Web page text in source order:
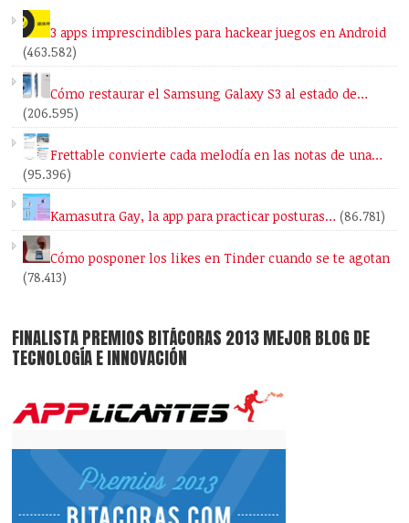
3 apps imprescindibles para hackear juegos en Android
(463.582)
Cómo restaurar el Samsung Galaxy S3 al estado de…
(206.595)
Frettable convierte cada melodía en las notas de una…
(95.396)
Kamasutra Gay, la app para practicar posturas… (86.781)
Cómo posponer los likes en Tinder cuando se te agotan
(78.413)
FINALISTA PREMIOS BITÁCORAS 2013 MEJOR BLOG DE
TECNOLOGÍA E INNOVACIÓN